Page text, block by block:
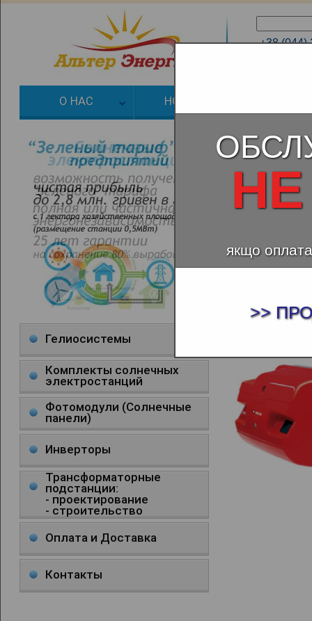
+38 (044)
О НАС НОВОСТИ
Гелиосистемы
Комплекты солнечных
электростанций
Фотомодули (Солнечные
панели)
Инверторы
Трансформаторные
подстанции:
- проектирование
- строительство
Оплата и Доставка
Контакты
якщо
>>